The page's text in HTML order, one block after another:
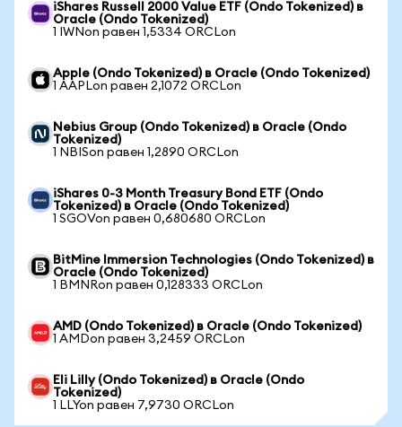
iShares Russell 2000 Value ETF (Ondo Tokenized) в
Oracle (Ondo Tokenized)
1 IWNon равен 1,5334 ORCLon
Apple (Ondo Tokenized) в Oracle (Ondo Tokenized)
1 AAPLon равен 2,1072 ORCLon
Nebius Group (Ondo Tokenized) в Oracle (Ondo
Tokenized)
1 NBISon равен 1,2890 ORCLon
iShares 0-3 Month Treasury Bond ETF (Ondo
Tokenized) в Oracle (Ondo Tokenized)
1 SGOVon равен 0,680680 ORCLon
BitMine Immersion Technologies (Ondo Tokenized) в
Oracle (Ondo Tokenized)
1 BMNRon равен 0,128333 ORCLon
AMD (Ondo Tokenized) в Oracle (Ondo Tokenized)
1 AMDon равен 3,2459 ORCLon
Eli Lilly (Ondo Tokenized) в Oracle (Ondo
Tokenized)
1 LLYon равен 7,9730 ORCLon